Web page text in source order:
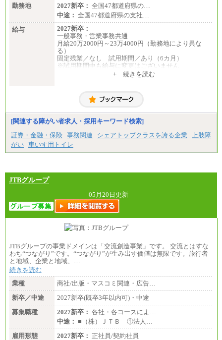
勤務地
2027新卒： 全国47都道府県の…
中途： 全国47都道府県の支社…
給与
2027新卒：
一般事務・営業事務共通
月給20万2000円～23万4000円（勤務地により異な
る）
固定残業／なし 試用期間／あり（6カ月）
※試用期間中も給与に変更はございません
月給20万2000円～23万4000円（勤務地により異な
固定残業／なし 試用期間／あり（6か月）
+ 続きを読む
[関連する障がい者求人・採用キーワード検索]
証券・金融・保険 事務関連 シェアトップクラスを誇る企業
上肢障
がい 車いす用トイレ
JTBグループ
05月20日更新
JTBグループの事業ドメインは「交流創造事業」です。 交流とはすな
わち“つながり”です。“つながり”が生み出す価値は無限です。旅行者
と地域、企業と地域、…
続きを読む
業種
商社/出版・マスコミ関連・広告…
新卒／中途
2027新卒(既卒3年以内可)・中途
募集職種
2027新卒： 各社・各コースによ…
中途： ■（株）ＪＴＢ ①法人…
雇用形態
2027新卒： 正社員/契約社員